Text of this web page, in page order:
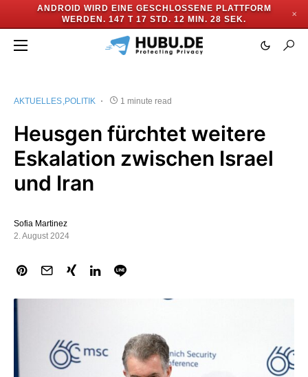
ANDROID WIRD EINE GESCHLOSSENE PLATTFORM
WERDEN. 147 T 17 STD. 12 MIN. 28 SEK.
✕
AKTUELLES POLITIK 1 minute read
Heusgen fürchtet weitere
Eskalation zwischen Israel
und Iran
Sofia Martinez
2. August 2024